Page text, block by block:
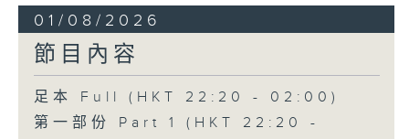
01/08/2026
節目內容
足本 Full (HKT 22:20 - 02:00)
第一部份 Part 1 (HKT 22:20 -